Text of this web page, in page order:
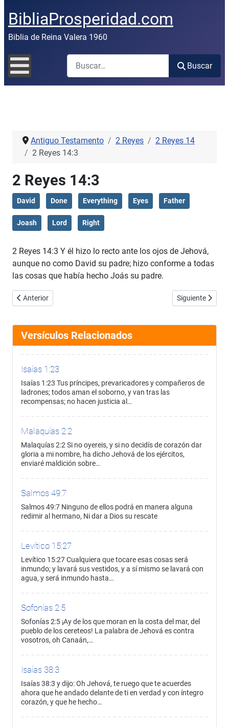
BibliaProsperidad.com
Biblia de Reina Valera 1960
Buscar
Buscar
Antiguo Testamento 2 Reyes
2 Reyes 14
2 Reyes 14:3
2 Reyes 14:3
David Done Everything Eyes Father
Joash Lord Right
2 Reyes 14:3 Y él hizo lo recto ante los ojos de Jehová,
aunque no como David su padre; hizo conforme a todas
las cosas que había hecho Joás su padre.
Artículo anterior: 2 Reyes 14:2
Anterior Artículo
Siguiente
Versículos Relacionados
Isaías 1:23
Isaías 1:23 Tus príncipes, prevaricadores y compañeros de
ladrones; todos aman el soborno, y van tras las
recompensas; no hacen justicia al…
Malaquías 2:2
Malaquías 2:2 Si no oyereis, y si no decidís de corazón dar
gloria a mi nombre, ha dicho Jehová de los ejércitos,
enviaré maldición sobre…
Salmos 49:7
Salmos 49:7 Ninguno de ellos podrá en manera alguna
redimir al hermano, Ni dar a Dios su rescate
Levítico 15:27
Levítico 15:27 Cualquiera que tocare esas cosas será
inmundo; y lavará sus vestidos, y a sí mismo se lavará con
agua, y será inmundo hasta…
Sofonías 2:5
Sofonías 2:5 ¡Ay de los que moran en la costa del mar, del
pueblo de los cereteos! La palabra de Jehová es contra
vosotros, oh Canaán,…
Isaías 38:3
Isaías 38:3 y dijo: Oh Jehová, te ruego que te acuerdes
ahora que he andado delante de ti en verdad y con íntegro
corazón, y que he hecho…